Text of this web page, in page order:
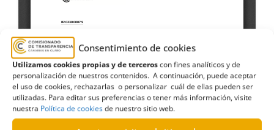
Consentimiento de cookies
Utilizamos cookies propias y de terceroscon fines analíticos y de
personalización de nuestros contenidos. A continuación, puede aceptar
el uso de cookies, rechazarlas o personalizar cuál de ellas pueden ser
utilizadas. Para editar sus preferencias o tener más información, visite
nuestra Política de cookiesde nuestro sitio web.